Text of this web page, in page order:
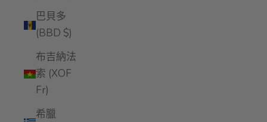
巴貝多
(BBD $)
布吉納法
索 (XOF
Fr)
希臘